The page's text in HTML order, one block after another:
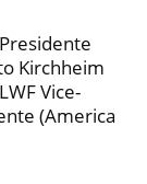
Kirchheim
Vice-
(America